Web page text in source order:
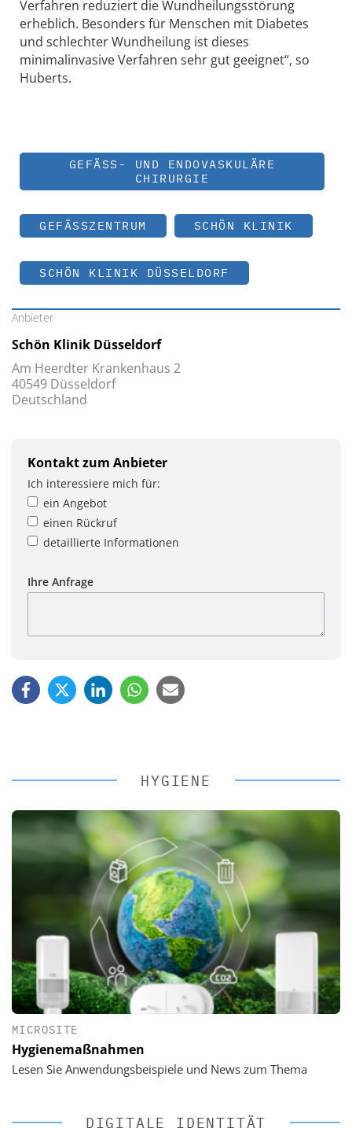
Verfahren reduziert die Wundheilungsstörung
erheblich. Besonders für Menschen mit Diabetes
und schlechter Wundheilung ist dieses
minimalinvasive Verfahren sehr gut geeignet“, so
Huberts.
GEFÄSS- UND ENDOVASKULÄRE C
HIRURGIE
GEFÄSSZENTRUM SCHÖN KLINIK
SCHÖN KLINIK DÜSSELDORF
Anbieter
Schön Klinik Düsseldorf
Am Heerdter Krankenhaus 2
40549 Düsseldorf
Deutschland
Kontakt zum Anbieter
Ich interessiere mich für:
ein Angebot
einen Rückruf
detaillierte Informationen
Ihre Anfrage
HYGIENE
MICROSITE
Hygienemaßnahmen
Lesen Sie Anwendungsbeispiele und News zum Thema
DIGITALE IDENTITÄT